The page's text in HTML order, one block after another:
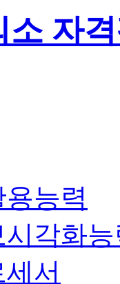
소 자
능력
시각화
서